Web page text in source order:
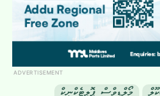
ADVERTISEMENT